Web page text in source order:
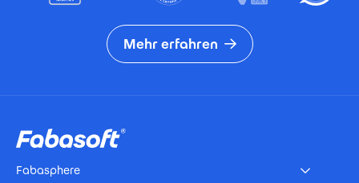
Mehr erfahren
Fabasphere